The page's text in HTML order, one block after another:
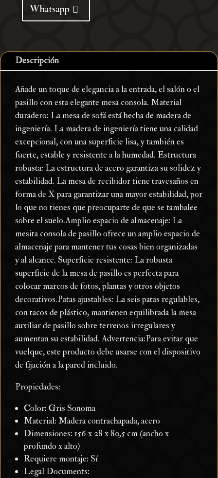
cantidad
Whatsapp
Descripción
Añade un toque de elegancia a la entrada, el salón o el
pasillo con esta elegante mesa consola. Material
duradero: La mesa de sofá está hecha de madera de
ingeniería. La madera de ingeniería tiene una calidad
excepcional, con una superficie lisa, y también es
fuerte, estable y resistente a la humedad. Estructura
robusta: La estructura de acero garantiza su solidez y
estabilidad. La mesa de recibidor tiene travesaños en
forma de X para garantizar una mayor estabilidad, por
lo que no tienes que preocuparte de que se tambalee
sobre el suelo.Amplio espacio de almacenaje: La
mesita consola de pasillo ofrece un amplio espacio de
almacenaje para mantener tus cosas bien organizadas
y al alcance. Superficie resistente: La robusta
superficie de la mesa de pasillo es perfecta para
colocar marcos de fotos, plantas y otros objetos
decorativos.Patas ajustables: La seis patas regulables,
con tacos de plástico, mantienen equilibrada la mesa
auxiliar de pasillo sobre terrenos irregulares y
aumentan su estabilidad. Advertencia:Para evitar que
vuelque, este producto debe usarse con el dispositivo
de fijación a la pared incluido.
Propiedades:
Color: Gris Sonoma
Material: Madera contrachapada, acero
Dimensiones: 156 x 28 x 80,5 cm (ancho x
profundo x alto)
Requiere montaje: Sí
Legal Documents: